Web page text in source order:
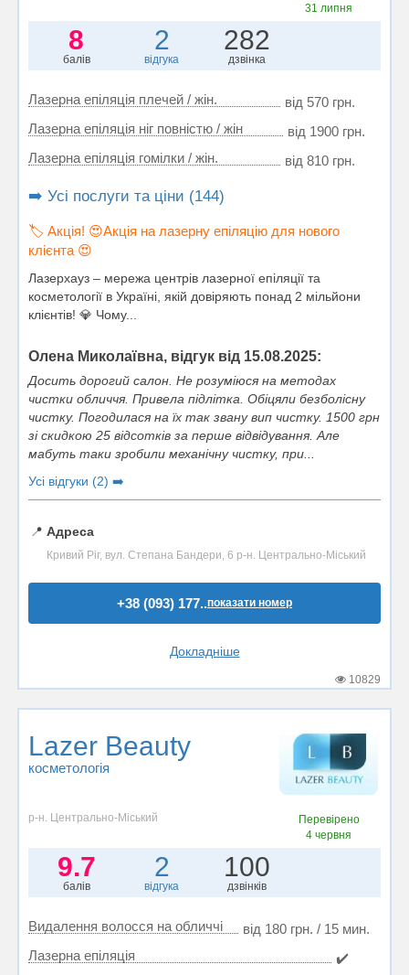
31 липня
8
балів
2
відгука
282
дзвінка
Лазерна епіляція плечей / жін.
від 570 грн.
Лазерна епіляція ніг повністю / жін
від 1900 грн.
Лазерна епіляція гомілки / жін.
від 810 грн.
➡️ Усі послуги та ціни (144)
🏷️ Акція! 😍Акція на лазерну епіляцію для нового
клієнта 😍
Лазерхауз – мережа центрів лазерної епіляції та
косметології в Україні, якій довіряють понад 2 мільйони
клієнтів! 💎 Чому...
Олена Миколаївна, відгук від 15.08.2025:
Досить дорогий салон. Не розуміюся на методах
чистки обличчя. Привела підлітка. Обіцяли безболісну
чистку. Погодилася на їх так звану вип чистку. 1500 грн
зі скидкою 25 відсотків за перше відвідування. Але
мабуть таки зробили механічну чистку, при...
Усі відгуки (2) ➡️
📍 Адреса
Кривий Ріг, вул. Степана Бандери, 6 р-н. Центрально-Міський
+38 (093) 177..показати номер
Докладніше
10829
Lazer Beauty
косметологія
р-н. Центрально-Міський
Перевірено
4 червня
9.7
балів
2
відгука
100
дзвінків
Видалення волосся на обличчі
від 180 грн. / 15 мин.
Лазерна епіляція
✔️